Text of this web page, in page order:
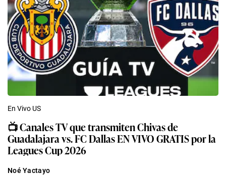
En Vivo US
📺 Canales TV que transmiten Chivas de
Guadalajara vs. FC Dallas EN VIVO GRATIS por la
Leagues Cup 2026
Noé Yactayo